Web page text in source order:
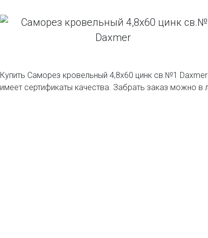
Купить Саморез кровельный 4,8х60 цинк св.№1
имеет сертификаты качества. Забрать заказ можно